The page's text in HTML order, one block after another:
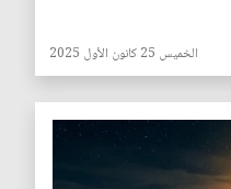
الخميس 25 كانون الأول 2025